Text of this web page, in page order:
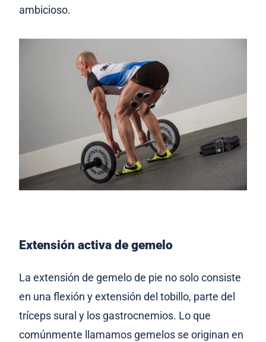
ambicioso.
Extensión activa de gemelo
La extensión de gemelo de pie no solo consiste
en una flexión y extensión del tobillo, parte del
tríceps sural y los gastrocnemios. Lo que
comúnmente llamamos gemelos se originan en